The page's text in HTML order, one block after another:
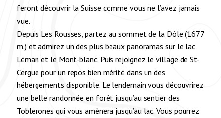
feront découvrir la Suisse comme vous ne l’avez jamais
vue.
Depuis Les Rousses, partez au sommet de la Dôle (1677
m.) et admirez un des plus beaux panoramas sur le lac
Léman et le Mont-blanc. Puis rejoignez le village de St-
Cergue pour un repos bien mérité dans un des
hébergements disponible. Le lendemain vous découvrirez
une belle randonnée en forêt jusqu’au sentier des
Toblerones qui vous amènera jusqu’au lac. Vous pourrez